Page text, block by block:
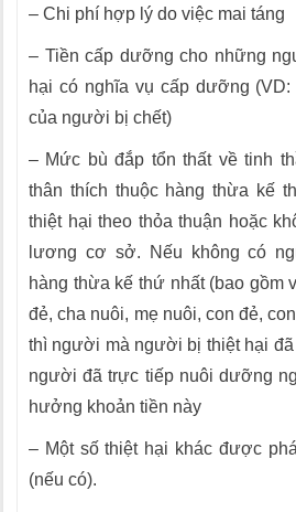
– Chi phí hợp lý do việc mai táng
– Tiền cấp dưỡng cho những
hại có nghĩa vụ cấp dưỡng
của người bị chết)
– Mức bù đắp tổn thất về tinh
thân thích thuộc hàng thừa kế
thiệt hại theo thỏa thuận hoặc
lương cơ sở. Nếu không có
hàng thừa kế thứ nhất (bao gồm
đẻ, cha nuôi, mẹ nuôi, con đẻ,
thì người mà người bị thiệt hại
người đã trực tiếp nuôi dưỡng
hưởng khoản tiền này
– Một số thiệt hại khác được
(nếu có).